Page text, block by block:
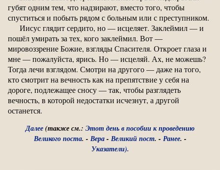
губят одним тем, что надзирают, вместо того, чтобы
спуститься и побыть рядом с больным или с преступником.
Иисус глядит сердито, но — исцеляет. Заклеймил — и
пошёл умирать за тех, кого заклеймил. Вот —
мировоззрение Божие, взгляды Спасителя. Откроет глаза и
мне — пожалуйста, ярись. Но — исцеляй. Ах, не можешь?
Тогда лечи взглядом. Смотри на другого — даже на того,
кто смотрит на вечность как на препятствие у себя на
дороге, подлежащее сносу — так, чтобы разглядеть
вечность, в которой недостатки исчезнут, а другой
останется.
Далее(также см.: Этот день в пособии к проведению
Великого поста. - Вера- Великий пост. - Ранее. -
Указатели).